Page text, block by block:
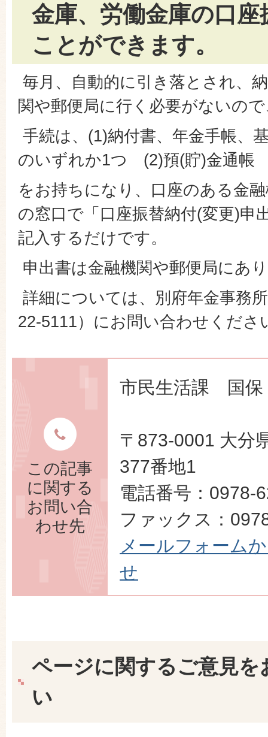
金庫、労働金庫の口
ことができます。
毎月、自動的に引き落とされ、
関や郵便局に行く必要がないの
手続は、(1)納付書、年金手帳、
のいずれか1つ (2)預(貯)金通帳
をお持ちになり、口座のある金
の窓口で「口座振替納付(変更)申
記入するだけです。
申出書は金融機関や郵便局にあ
詳細については、別府年金事務
22-5111）にお問い合わせくださ
この記事
に関する
お問い合
わせ先
市民生活課 国保
〒873-0001 大分
377番地1
電話番号：0978-
ファックス：
メールフォーム
せ
ページに関するご意見を
い